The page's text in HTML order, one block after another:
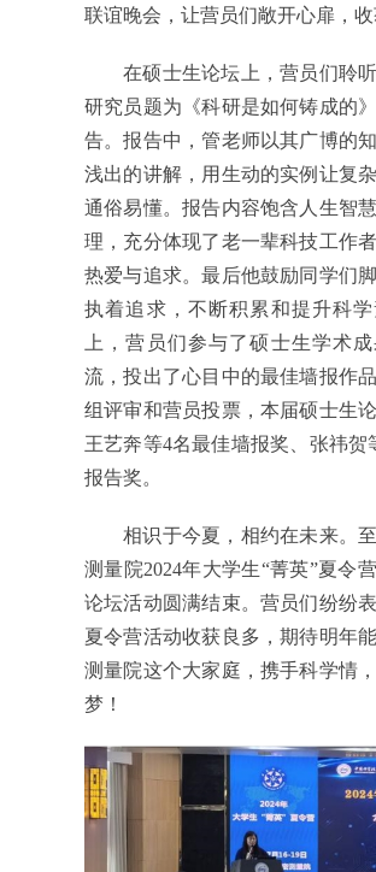
联谊晚会，让营员们敞开心扉，收
在硕士生论坛上，营员们聆
研究员题为《科研是如何铸成的
告。报告中，管老师以其广博的
浅出的讲解，用生动的实例让复
通俗易懂。报告内容饱含人生智
理，充分体现了老一辈科技工作
热爱与追求。最后他鼓励同学们脚
执着追求，不断积累和提升科
上，营员们参与了硕士生学术
流，投出了心目中的最佳墙报作
组评审和营员投票，本届硕士生
王艺奔等4名最佳墙报奖、张祎贺
报告奖。
相识于今夏，相约在未来。
测量院2024年大学生“菁英”夏令
论坛活动圆满结束。营员们纷纷
夏令营活动收获良多，期待明年
测量院这个大家庭，携手科学情
梦！